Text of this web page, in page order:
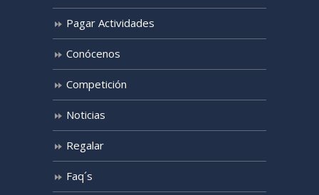
Pagar Actividades
Conócenos
Competición
Noticias
Regalar
Faq´s